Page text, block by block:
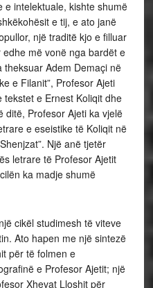
e intelektuale, kishte shumë
e tij, e ato janë
një traditë kjo e filluar
edhe më vonë nga bardët e
Adem Demaçi në
e Filanit”, Profesor Ajeti
e Ernest Koliqit dhe
ditë, Profesor Ajeti ka vjelë
e eseistike të Koliqit në
Një anë tjetër
letrare të Profesor Ajetit
ka madje shumë
cikël studimesh të viteve
Ato hapen me një sintezë
për të folmen e
e Profesor Ajetit; një
Xhevat Lloshit për